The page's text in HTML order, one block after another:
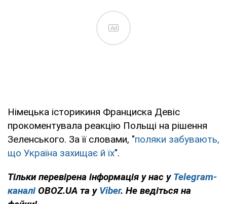
Ad
Німецька історикиня Франциска Девіс
прокоментувала реакцію Польщі на рішення
Зеленського. За її словами, "поляки забувають,
що Україна захищає й їх".
Тільки перевірена інформація у нас у Telegram-
каналі OBOZ.UA та у Viber. Не ведіться на